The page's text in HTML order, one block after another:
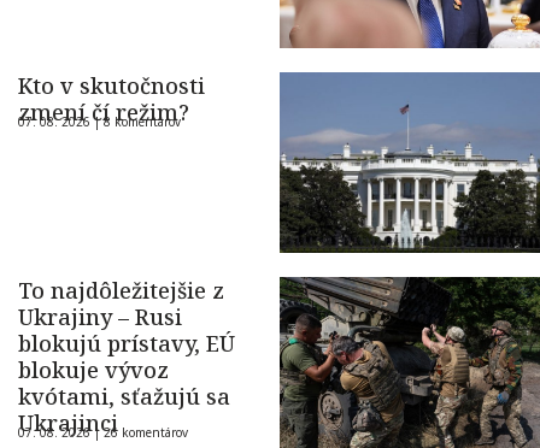
Kto v skutočnosti
zmení čí režim?
07. 08. 2026 |8 komentárov
To najdôležitejšie z
Ukrajiny – Rusi
blokujú prístavy, EÚ
blokuje vývoz
kvótami, sťažujú sa
Ukrajinci
07. 08. 2026 |26 komentárov